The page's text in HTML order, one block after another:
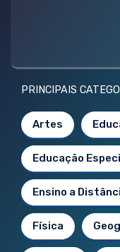
PRINCIPAIS
Artes
Educação
Ensino a
Física